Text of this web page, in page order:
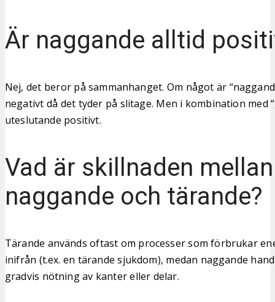
Är naggande alltid
Nej, det beror på sammanhanget. Om något är
negativt då det tyder på slitage. Men i kombination med
uteslutande positivt.
Vad är skillnaden mellan
naggande och tärande?
Tärande används oftast om processer som förbrukar
inifrån (t.ex. en tärande sjukdom), medan naggande
gradvis nötning av kanter eller delar.